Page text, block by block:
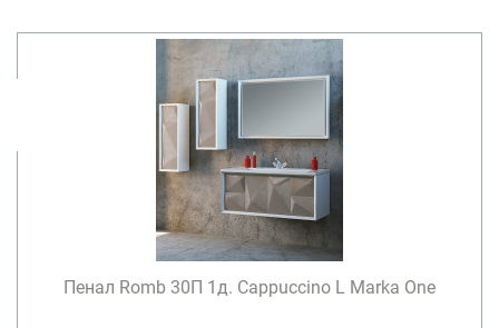
Пенал Romb 30П 1д. Cappuccino L Marka One